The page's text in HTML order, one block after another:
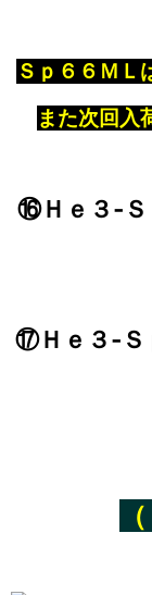
Ｓｐ６６Ｍ
また次回入
⑯Ｈｅ３‐
⑰Ｈｅ３‐Ｓ